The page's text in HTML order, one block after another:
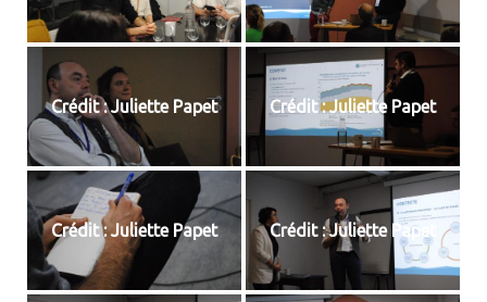
Crédit : Juliette Papet Crédit : Juliette Papet
Crédit : Juliette Papet Crédit : Juliette Papet